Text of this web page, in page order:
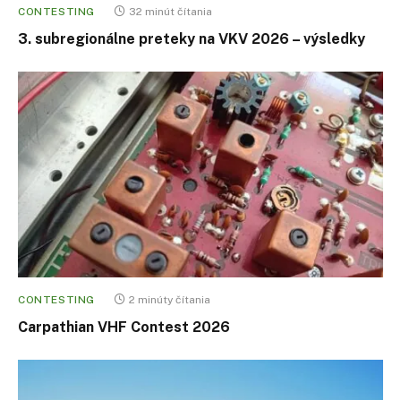
CONTESTING 32 minút čítania
3. subregionálne preteky na VKV 2026 – výsledky
CONTESTING 2 minúty čítania
Carpathian VHF Contest 2026